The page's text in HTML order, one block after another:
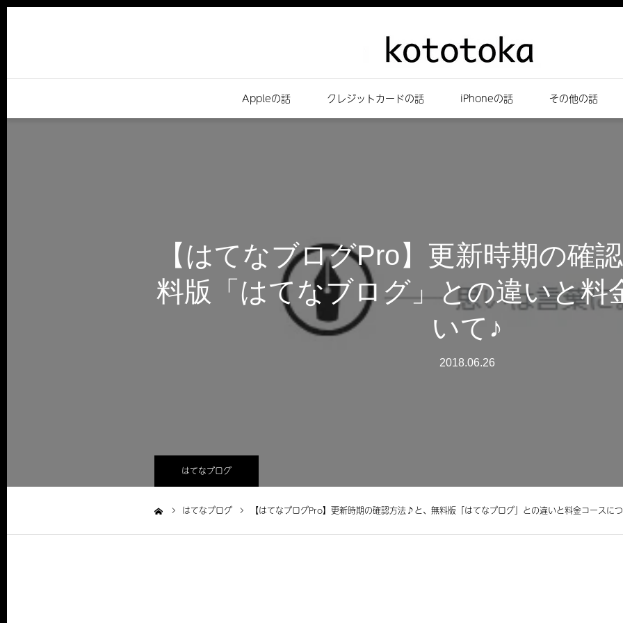
Appleの話 クレジットカードの話 iPhoneの話 その他の話
【はてなブログPro】更新時期の確
料版「はてなブログ」との違いと料
いて♪
2018.06.26
はてなブログ
はてなブログ 【はてなブログPro】更新時期の確認方法♪と、無料版「はてなブログ」との違いと料金コースに